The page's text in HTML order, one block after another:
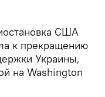
США
к прекращению
Украины,
на Washington